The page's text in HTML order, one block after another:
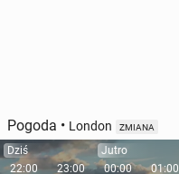
Pogoda • London ZMIANA
Dziś
22:00
23:00
Jutro
00:00
01:00